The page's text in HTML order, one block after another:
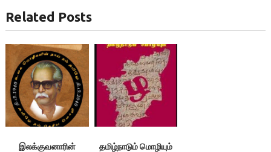
Related Posts
இலக்குவனாரின்
தமிழ்நாடும் மொழியும்